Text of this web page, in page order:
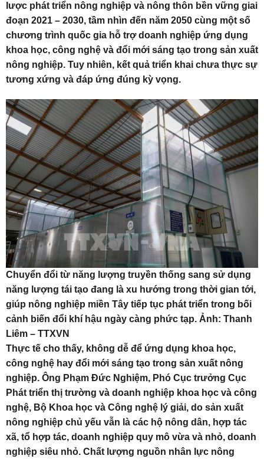
lược phát triển nông nghiệp và nông thôn bền vững giai
đoạn 2021 – 2030, tầm nhìn đến năm 2050 cùng một số
chương trình quốc gia hỗ trợ doanh nghiệp ứng dụng
khoa học, công nghệ và đổi mới sáng tạo trong sản xuất
nông nghiệp. Tuy nhiên, kết quả triển khai chưa thực sự
tương xứng và đáp ứng đúng kỳ vọng.
Chuyển đổi từ năng lượng truyền thống sang sử dụng
năng lượng tái tạo đang là xu hướng trong thời gian tới,
giúp nông nghiệp miền Tây tiếp tục phát triển trong bối
cảnh biến đổi khí hậu ngày càng phức tạp. Ảnh: Thanh
Liêm – TTXVN
Thực tế cho thấy, không dễ để ứng dụng khoa học,
công nghệ hay đổi mới sáng tạo trong sản xuất nông
nghiệp. Ông Phạm Đức Nghiệm, Phó Cục trưởng Cục
Phát triển thị trường và doanh nghiệp khoa học và công
nghệ, Bộ Khoa học và Công nghệ lý giải, do sản xuất
nông nghiệp chủ yếu vẫn là các hộ nông dân, hợp tác
xã, tổ hợp tác, doanh nghiệp quy mô vừa và nhỏ, doanh
nghiệp siêu nhỏ. Chất lượng nguồn nhân lực nông